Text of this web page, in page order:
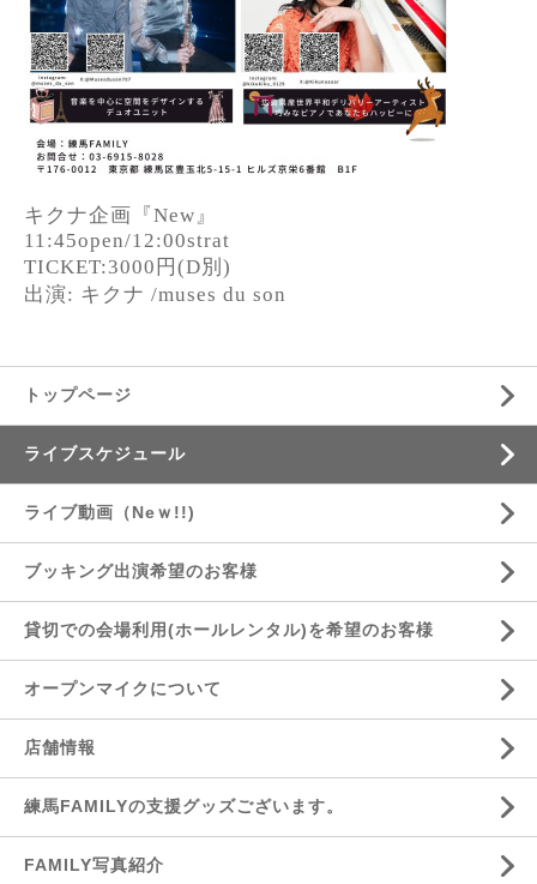
キクナ企画『New』
11:45open/12:00strat
TICKET:3000円(D別)
出演: キクナ /muses du son
トップページ
ライブスケジュール
ライブ動画（Neｗ!!)
ブッキング出演希望のお客様
貸切での会場利用(ホールレンタル)を希望のお客様
オープンマイクについて
店舗情報
練馬FAMILYの支援グッズございます。
FAMILY写真紹介